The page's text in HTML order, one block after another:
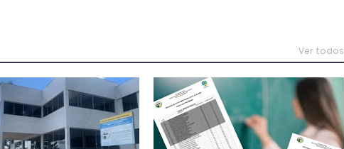
Ver todos